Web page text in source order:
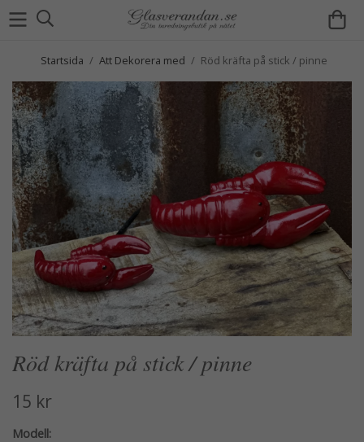
Startsida / Att Dekorera med / Röd kräfta på stick / pinne
Röd kräfta på stick / pinne
15 kr
Modell: